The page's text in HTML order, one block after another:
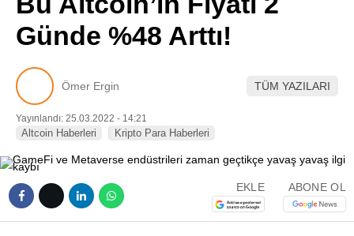
Pinterest
Günde %48 Arttı!
Ömer Ergin TÜM YAZILARI
Yayınlandı: 25.03.2022 - 14:21
Altcoin Haberleri Kripto Para Haberleri
EKLE ABONE OL